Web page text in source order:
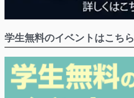
学生無料のイベントはこちら